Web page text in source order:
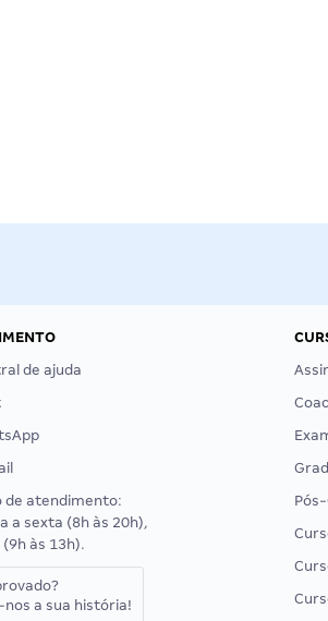
de ajuda
de atendimento:
a sexta (8h às 20h),
às 13h).
nos a sua história!